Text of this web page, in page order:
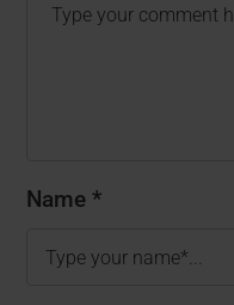
Name *